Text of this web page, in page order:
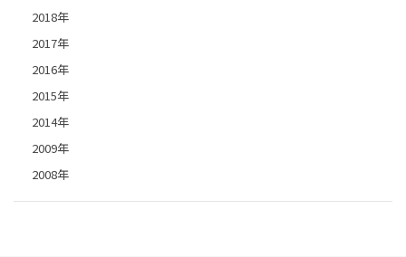
2018年
2017年
2016年
2015年
2014年
2009年
2008年